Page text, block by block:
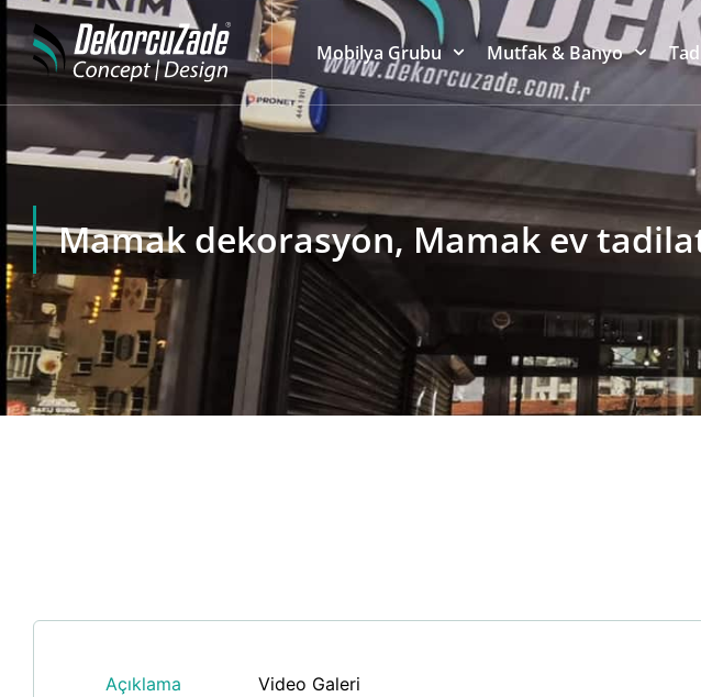
Mobilya Grubu Mutfak & Banyo
Mamak dekorasyon, Mamak ev
Açıklama Video Galeri